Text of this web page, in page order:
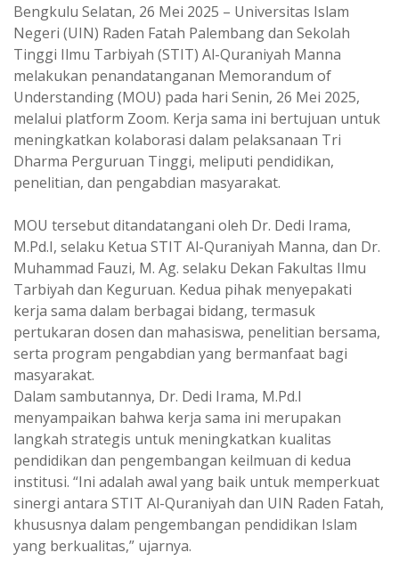
Bengkulu Selatan, 26 Mei 2025 – Universitas Islam
Negeri (UIN) Raden Fatah Palembang dan Sekolah
Tinggi Ilmu Tarbiyah (STIT) Al-Quraniyah Manna
melakukan penandatanganan Memorandum of
Understanding (MOU) pada hari Senin, 26 Mei 2025,
melalui platform Zoom. Kerja sama ini bertujuan untuk
meningkatkan kolaborasi dalam pelaksanaan Tri
Dharma Perguruan Tinggi, meliputi pendidikan,
penelitian, dan pengabdian masyarakat.
MOU tersebut ditandatangani oleh Dr. Dedi Irama,
M.Pd.I, selaku Ketua STIT Al-Quraniyah Manna, dan Dr.
Muhammad Fauzi, M. Ag. selaku Dekan Fakultas Ilmu
Tarbiyah dan Keguruan. Kedua pihak menyepakati
kerja sama dalam berbagai bidang, termasuk
pertukaran dosen dan mahasiswa, penelitian bersama,
serta program pengabdian yang bermanfaat bagi
masyarakat.
Dalam sambutannya, Dr. Dedi Irama, M.Pd.I
menyampaikan bahwa kerja sama ini merupakan
langkah strategis untuk meningkatkan kualitas
pendidikan dan pengembangan keilmuan di kedua
institusi. “Ini adalah awal yang baik untuk memperkuat
sinergi antara STIT Al-Quraniyah dan UIN Raden Fatah,
khususnya dalam pengembangan pendidikan Islam
yang berkualitas,” ujarnya.